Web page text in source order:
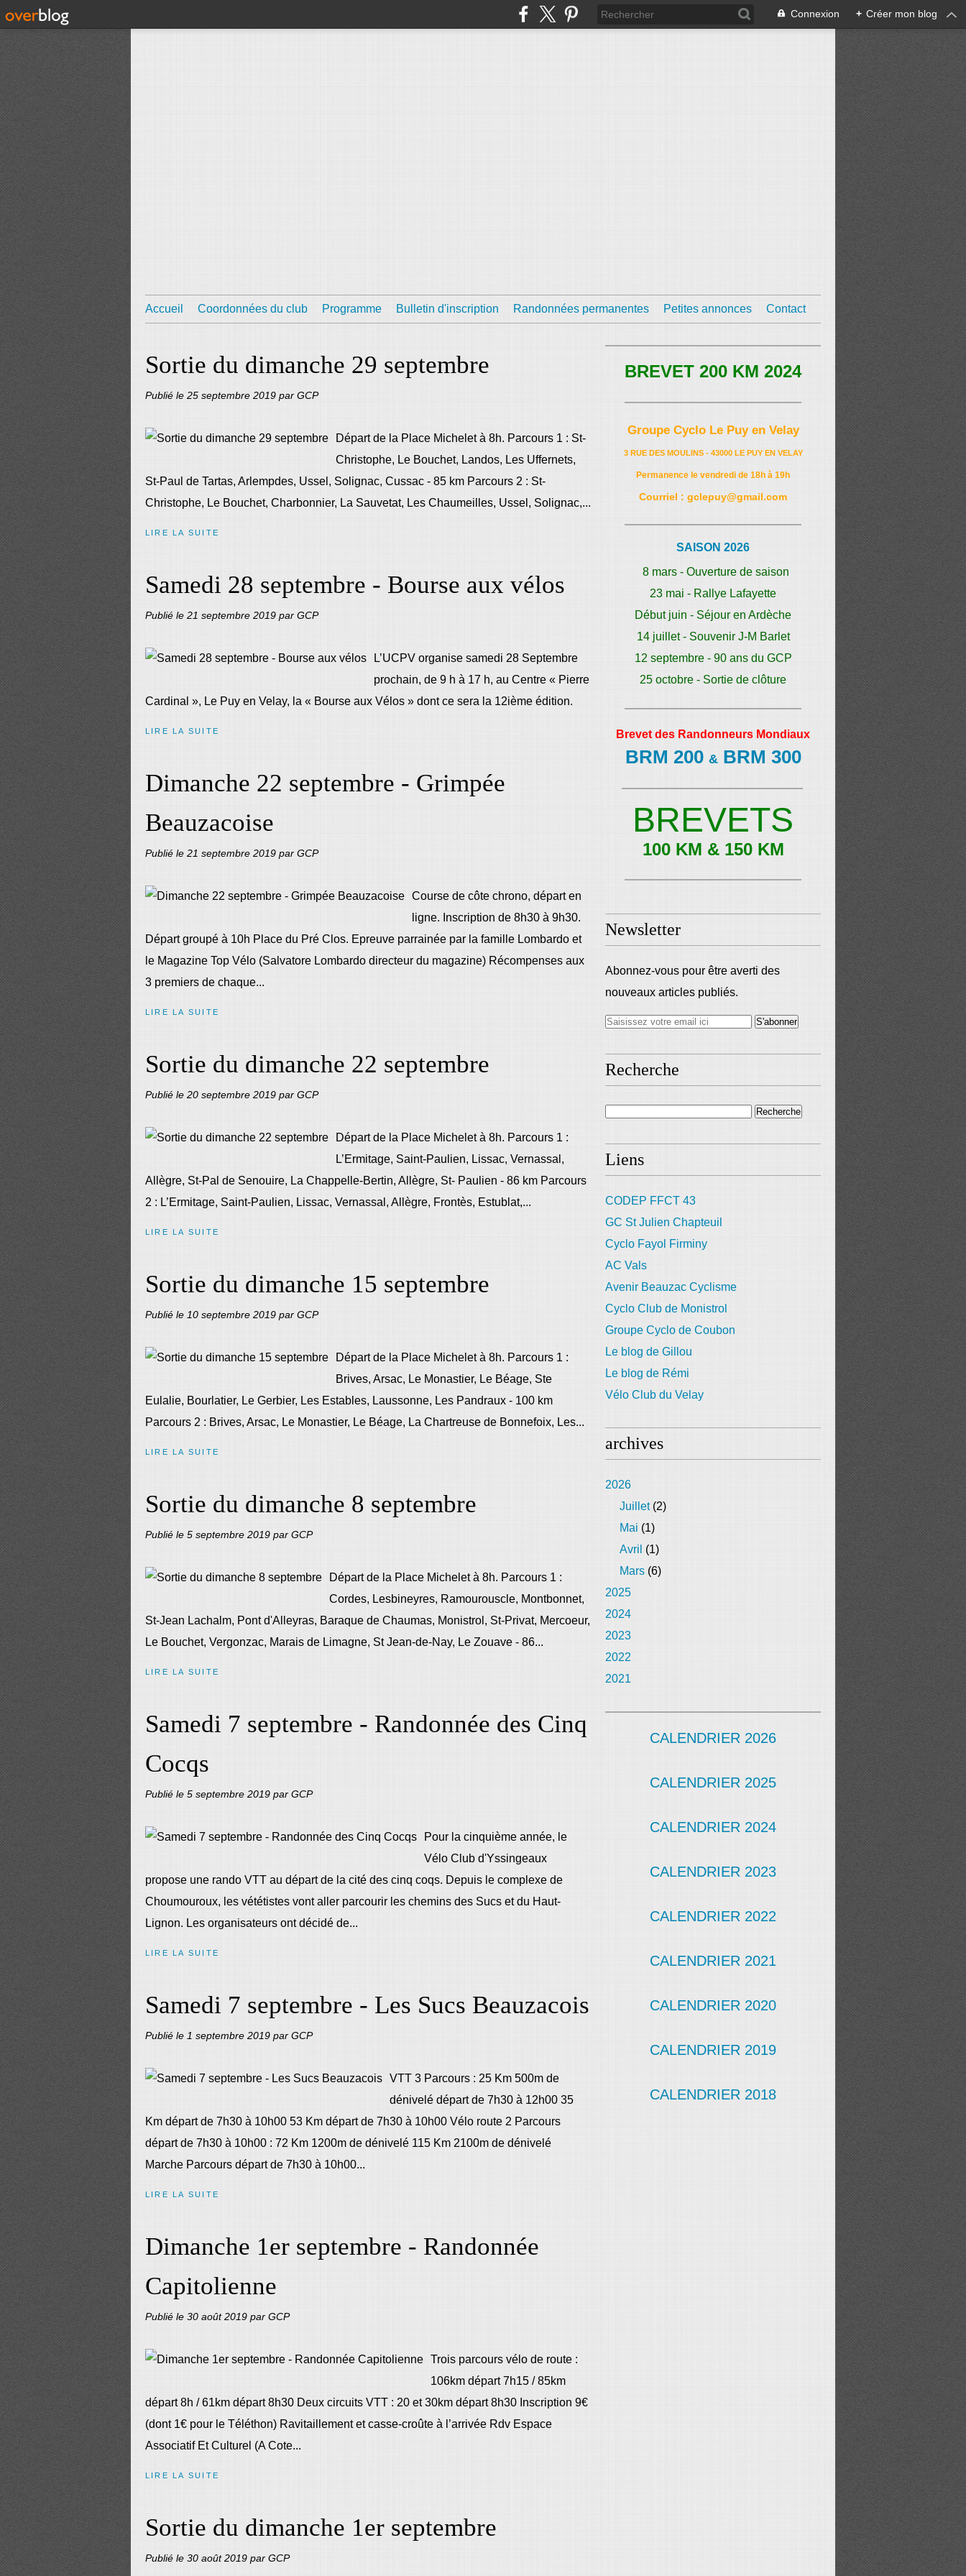
Connexion + Créer mon blog
Accueil Coordonnées du club Programme Bulletin d'inscription Randonnées permanentes Petites annonces Contact
Sortie du dimanche 29 septembre
Publié le 25 septembre 2019 par GCP
Départ de la Place Michelet à 8h. Parcours 1 : St-
Christophe, Le Bouchet, Landos, Les Uffernets,
St-Paul de Tartas, Arlempdes, Ussel, Solignac, Cussac - 85 km Parcours 2 : St-
Christophe, Le Bouchet, Charbonnier, La Sauvetat, Les Chaumeilles, Ussel, Solignac,...
LIRE LA SUITE
Samedi 28 septembre - Bourse aux vélos
Publié le 21 septembre 2019 par GCP
L’UCPV organise samedi 28 Septembre
prochain, de 9 h à 17 h, au Centre « Pierre
Cardinal », Le Puy en Velay, la « Bourse aux Vélos » dont ce sera la 12ième édition.
LIRE LA SUITE
Dimanche 22 septembre - Grimpée
Beauzacoise
Publié le 21 septembre 2019 par GCP
Course de côte chrono, départ en
ligne. Inscription de 8h30 à 9h30.
Départ groupé à 10h Place du Pré Clos. Epreuve parrainée par la famille Lombardo et
le Magazine Top Vélo (Salvatore Lombardo directeur du magazine) Récompenses aux
3 premiers de chaque...
LIRE LA SUITE
Sortie du dimanche 22 septembre
Publié le 20 septembre 2019 par GCP
Départ de la Place Michelet à 8h. Parcours 1 :
L’Ermitage, Saint-Paulien, Lissac, Vernassal,
Allègre, St-Pal de Senouire, La Chappelle-Bertin, Allègre, St- Paulien - 86 km Parcours
2 : L’Ermitage, Saint-Paulien, Lissac, Vernassal, Allègre, Frontès, Estublat,...
LIRE LA SUITE
Sortie du dimanche 15 septembre
Publié le 10 septembre 2019 par GCP
Départ de la Place Michelet à 8h. Parcours 1 :
Brives, Arsac, Le Monastier, Le Béage, Ste
Eulalie, Bourlatier, Le Gerbier, Les Estables, Laussonne, Les Pandraux - 100 km
Parcours 2 : Brives, Arsac, Le Monastier, Le Béage, La Chartreuse de Bonnefoix, Les...
LIRE LA SUITE
Sortie du dimanche 8 septembre
Publié le 5 septembre 2019 par GCP
Départ de la Place Michelet à 8h. Parcours 1 :
Cordes, Lesbineyres, Ramourouscle, Montbonnet,
St-Jean Lachalm, Pont d'Alleyras, Baraque de Chaumas, Monistrol, St-Privat, Mercoeur,
Le Bouchet, Vergonzac, Marais de Limagne, St Jean-de-Nay, Le Zouave - 86...
LIRE LA SUITE
Samedi 7 septembre - Randonnée des Cinq
Cocqs
Publié le 5 septembre 2019 par GCP
Pour la cinquième année, le
Vélo Club d'Yssingeaux
propose une rando VTT au départ de la cité des cinq coqs. Depuis le complexe de
Choumouroux, les vététistes vont aller parcourir les chemins des Sucs et du Haut-
Lignon. Les organisateurs ont décidé de...
LIRE LA SUITE
Samedi 7 septembre - Les Sucs Beauzacois
Publié le 1 septembre 2019 par GCP
VTT 3 Parcours : 25 Km 500m de
dénivelé départ de 7h30 à 12h00 35
Km départ de 7h30 à 10h00 53 Km départ de 7h30 à 10h00 Vélo route 2 Parcours
départ de 7h30 à 10h00 : 72 Km 1200m de dénivelé 115 Km 2100m de dénivelé
Marche Parcours départ de 7h30 à 10h00...
LIRE LA SUITE
Dimanche 1er septembre - Randonnée
Capitolienne
Publié le 30 août 2019 par GCP
Trois parcours vélo de route :
106km départ 7h15 / 85km
départ 8h / 61km départ 8h30 Deux circuits VTT : 20 et 30km départ 8h30 Inscription 9€
(dont 1€ pour le Téléthon) Ravitaillement et casse-croûte à l’arrivée Rdv Espace
Associatif Et Culturel (A Cote...
LIRE LA SUITE
Sortie du dimanche 1er septembre
Publié le 30 août 2019 par GCP
BREVET 200 KM 2024
Groupe Cyclo Le Puy en Velay
3 RUE DES MOULINS - 43000 LE PUY EN VELAY
Permanence le vendredi de 18h à 19h
Courriel : gclepuy@gmail.com
SAISON 2026
8 mars - Ouverture de saison
23 mai - Rallye Lafayette
Début juin - Séjour en Ardèche
14 juillet - Souvenir J-M Barlet
12 septembre - 90 ans du GCP
25 octobre - Sortie de clôture
Brevet des Randonneurs Mondiaux
BRM 200 &BRM 300
BREVETS
100 KM & 150 KM
Newsletter
Abonnez-vous pour être averti des
nouveaux articles publiés.
Recherche
Liens
CODEP FFCT 43
GC St Julien Chapteuil
Cyclo Fayol Firminy
AC Vals
Avenir Beauzac Cyclisme
Cyclo Club de Monistrol
Groupe Cyclo de Coubon
Le blog de Gillou
Le blog de Rémi
Vélo Club du Velay
archives
2026
Juillet(2)
Mai (1)
Avril (1)
Mars (6)
2025
2024
2023
2022
2021
CALENDRIER 2026
CALENDRIER 2025
CALENDRIER 2024
CALENDRIER 2023
CALENDRIER 2022
CALENDRIER 2021
CALENDRIER 2020
CALENDRIER 2019
CALENDRIER 2018